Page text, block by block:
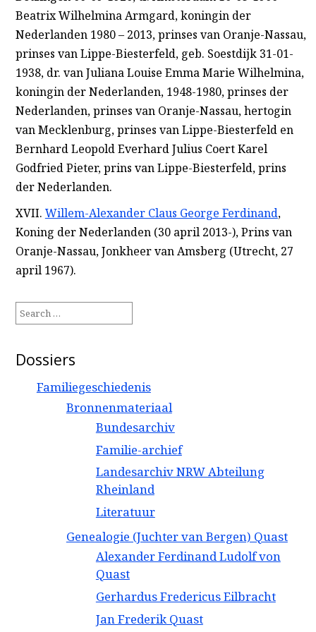
Beatrix Wilhelmina Armgard, koningin der
Nederlanden 1980 – 2013, prinses van Oranje-Nassau,
prinses van Lippe-Biesterfeld, geb. Soestdijk 31-01-
1938, dr. van Juliana Louise Emma Marie Wilhelmina,
koningin der Nederlanden, 1948-1980, prinses der
Nederlanden, prinses van Oranje-Nassau, hertogin
van Mecklenburg, prinses van Lippe-Biesterfeld en
Bernhard Leopold Everhard Julius Coert Karel
Godfried Pieter, prins van Lippe-Biesterfeld, prins
der Nederlanden.
XVII. Willem-Alexander Claus George Ferdinand,
Koning der Nederlanden (30 april 2013-), Prins van
Oranje-Nassau, Jonkheer van Amsberg (Utrecht, 27
april 1967).
for:
Dossiers
Familiegeschiedenis
Bronnenmateriaal
Bundesarchiv
Familie-archief
Landesarchiv NRW Abteilung
Rheinland
Literatuur
Genealogie (Juchter van Bergen) Quast
Alexander Ferdinand Ludolf von
Quast
Gerhardus Fredericus Eilbracht
Jan Frederik Quast